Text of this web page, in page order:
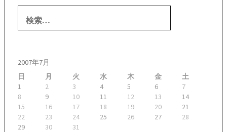
索:
2007年7月
日
月 火 水 木 金
土
1
2 3 4 5 6
7
8
9 10 11 12 13
14
15
16 17 18 19 20
21
22
23 24 25 26 27
28
29
30 31